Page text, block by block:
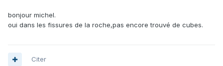
bonjour michel.
oui dans les fissures de la roche,pas encore trouvé de cubes.
Citer